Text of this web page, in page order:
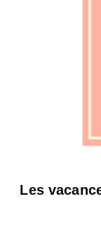
Les